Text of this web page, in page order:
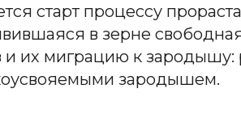
старт процессу
в зерне
и их миграцию к
зародышем.